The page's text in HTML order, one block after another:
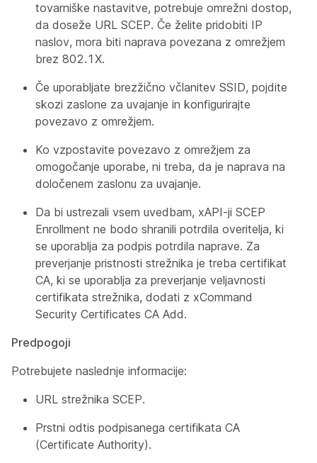
tovarniške nastavitve, potrebuje omrežni dostop,
da doseže URL SCEP. Če želite pridobiti IP
naslov, mora biti naprava povezana z omrežjem
brez 802.1X.
Če uporabljate brezžično včlanitev SSID, pojdite
skozi zaslone za uvajanje in konfigurirajte
povezavo z omrežjem.
Ko vzpostavite povezavo z omrežjem za
omogočanje uporabe, ni treba, da je naprava na
določenem zaslonu za uvajanje.
Da bi ustrezali vsem uvedbam, xAPI-ji SCEP
Enrollment ne bodo shranili potrdila overitelja, ki
se uporablja za podpis potrdila naprave. Za
preverjanje pristnosti strežnika je treba certifikat
CA, ki se uporablja za preverjanje veljavnosti
certifikata strežnika, dodati z xCommand
Security Certificates CA Add.
Predpogoji
Potrebujete naslednje informacije:
URL strežnika SCEP.
Prstni odtis podpisanega certifikata CA
(Certificate Authority).